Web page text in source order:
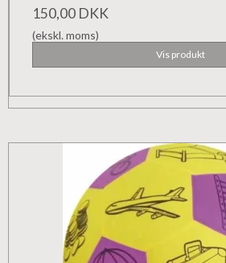
150,00 DKK
(ekskl. moms)
Vis produkt